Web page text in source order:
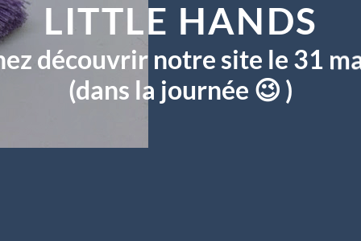
LITTLE HANDS
découvrir notre site le 31
(dans la journée 😉 )